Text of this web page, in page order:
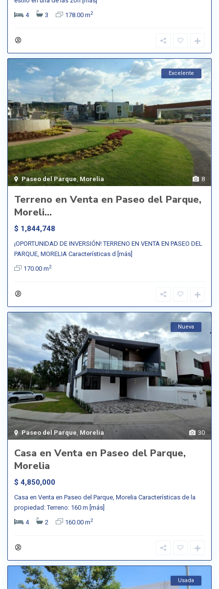
4
3 178.00 m2
8
Paseo del Parque,Morelia
Excelente
Terreno en Venta en Paseo del Parque,
Moreli...
$ 1,844,748
¡OPORTUNIDAD DE INVERSIÓN! TERRENO EN VENTA EN PASEO DEL
PARQUE, MORELIA Características d [más]
170.00 m2
30
Paseo del Parque Morelia
Nueva
Casa en Venta en Paseo del Parque,
Morelia
$ 4,850,000
Casa en Venta en Paseo del Parque, Morelia Características de la
propiedad: Terreno: 160 m [más]
4
2 160.00 m2
Usada